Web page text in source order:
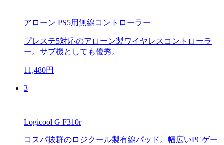
アローン PS5用無線コントローラー
プレステ5対応のアローン製ワイヤレスコントローラ
ー。サブ機としても優秀。
11,480円
3
Logicool G F310r
コスパ抜群のロジクール製有線パッド。幅広いPCゲー